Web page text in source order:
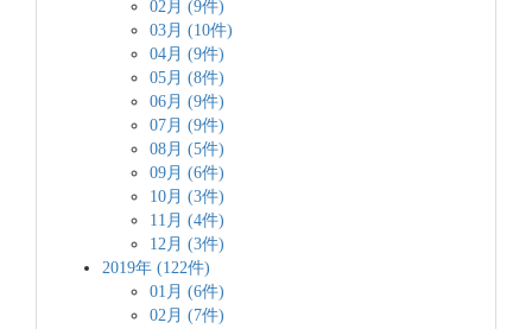
02月 (9件)
03月 (10件)
04月 (9件)
05月 (8件)
06月 (9件)
07月 (9件)
08月 (5件)
09月 (6件)
10月 (3件)
11月 (4件)
12月 (3件)
2019年 (122件)
01月 (6件)
02月 (7件)